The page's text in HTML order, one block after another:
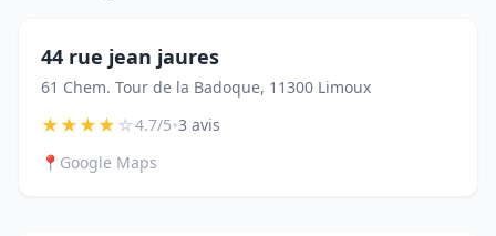
44 rue jean jaures
61 Chem. Tour de la Badoque, 11300 Limoux
★★★★☆4.7/5•3 avis
📍 Google Maps